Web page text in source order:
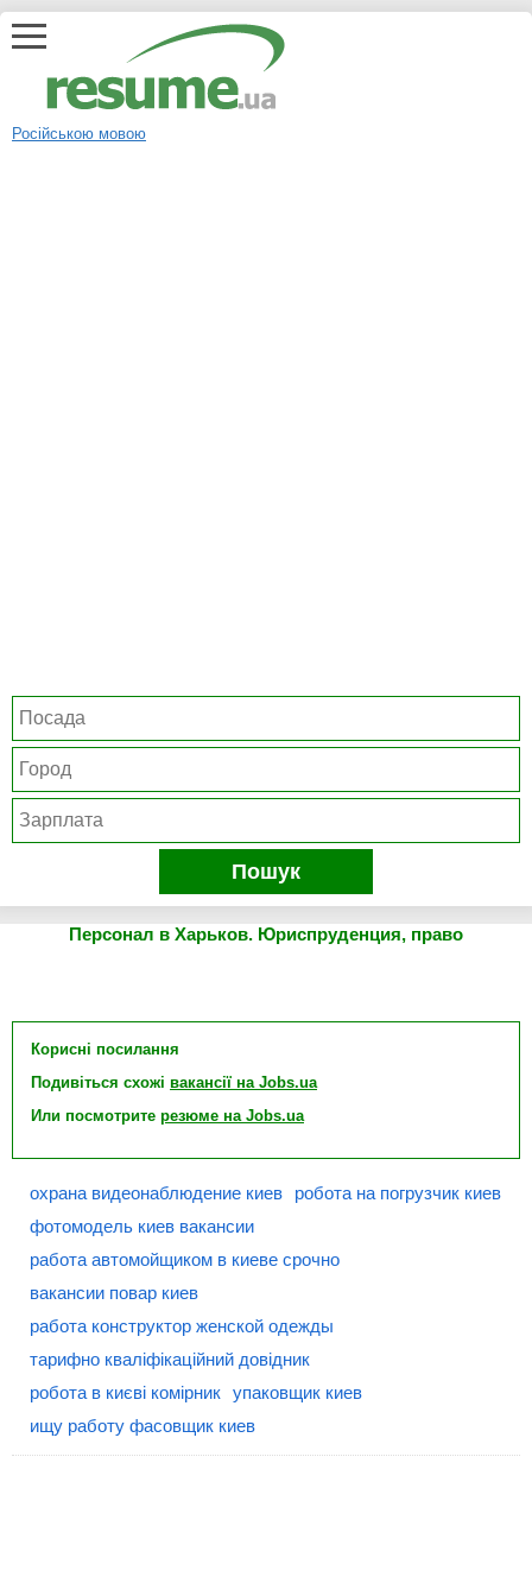
Російською мовою
Пошук
Персонал в Харьков. Юриспруденция, право
Корисні посилання
Подивіться схожі вакансії на Jobs.ua
Или посмотрите резюме на Jobs.ua
охрана видеонаблюдение киев
робота на погрузчик киев
фотомодель киев вакансии
работа автомойщиком в киеве срочно
вакансии повар киев
работа конструктор женской одежды
тарифно кваліфікаційний довідник
робота в києві комірник упаковщик киев
ищу работу фасовщик киев